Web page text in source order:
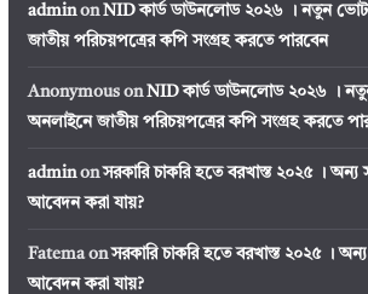
adminonNID কার্ড ডাউনলোড ২০২৬ । নতুন
জাতীয় পরিচয়পত্রের কপি সংগ্রহ করতে পারবেন
AnonymousonNID কার্ড ডাউনলোড ২০২৬ ।
অনলাইনে জাতীয় পরিচয়পত্রের কপি সংগ্রহ করতে
adminonসরকারি চাকরি হতে বরখাস্ত ২০২৫ । অন্য
আবেদন করা যায়?
Fatemaonসরকারি চাকরি হতে বরখাস্ত ২০২৫ ।
আবেদন করা যায়?